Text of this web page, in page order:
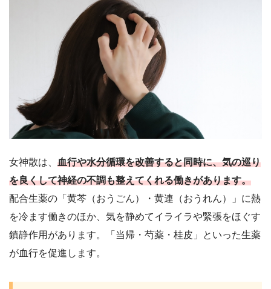
女神散は、 血行や水分循環を改善すると同時に、気の巡り
を良くして神経の不調も整えてくれる働きがあります。
配合生薬の「黄芩（おうごん）・黄連（おうれん）」に熱
を冷ます働きのほか、気を静めてイライラや緊張をほぐす
鎮静作用があります。「当帰・芍薬・桂皮」といった生薬
が血行を促進します。